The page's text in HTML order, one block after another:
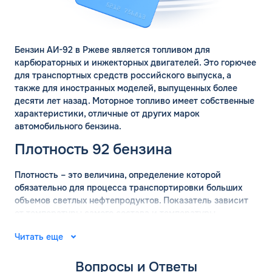
Бензин АИ-92 в Ржеве является топливом для
карбюраторных и инжекторных двигателей. Это горючее
для транспортных средств российского выпуска, а
также для иностранных моделей, выпущенных более
десяти лет назад. Моторное топливо имеет собственные
характеристики, отличные от других марок
автомобильного бензина.
Плотность 92 бензина
Плотность – это величина, определение которой
обязательно для процесса транспортировки больших
объемов светлых нефтепродуктов. Показатель зависит
плотности бензина используются готовые таблицы.
Читать еще
Вопросы и Ответы
Комментарий
Для юр. лиц и ИП
ОФОРМИТЬ ЗАЯВКУ
Заполняя форму, я
ДО
ЗАВТРА